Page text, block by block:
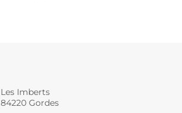
Les Imberts
84220 Gordes